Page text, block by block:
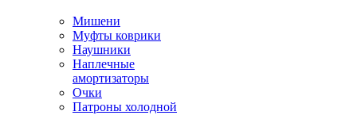
Мишени
Муфты коврики
Наушники
Наплечные
амортизаторы
Очки
Патроны холодной